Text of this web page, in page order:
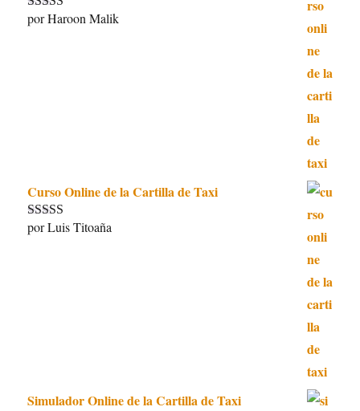
Valorado con
por Haroon Malik
Curso Online de la Cartilla de Taxi
Valorado con
por Luis Titoaña
Simulador Online de la Cartilla de Taxi